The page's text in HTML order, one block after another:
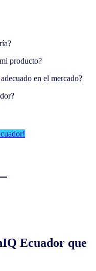
producto?
en el mercado?
Ecuador que